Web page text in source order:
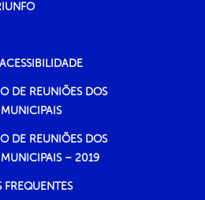
DE REUNIÕES DOS
DE REUNIÕES DOS
– 2019
FREQUENTES